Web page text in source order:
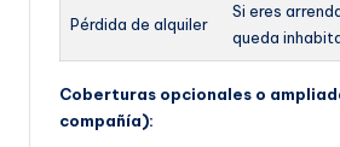
Pérdida de alquiler
Si eres
queda
Coberturas opcionales o
compañía):